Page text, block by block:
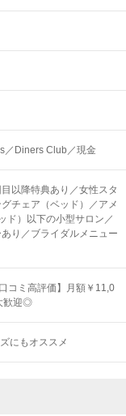
／Diners Club／現金
以降特典あり／女性スタ
チェア（ベッド）／アメ
ド）以下の小型サロン／
り／ブライダルメニュー
コミ高評価】月額￥11,0
歓迎◎
にもオススメ